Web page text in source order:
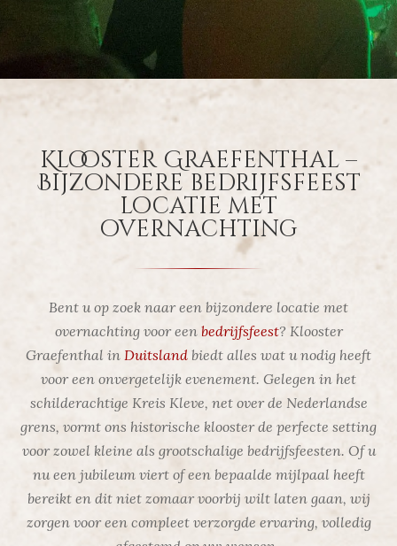
Klooster Graefenthal –
Bijzondere bedrijfsfeest
locatie met
overnachting
Bent u op zoek naar een bijzondere locatie met
overnachting voor een bedrijfsfeest? Klooster
Graefenthal in Duitsland biedt alles wat u nodig heeft
voor een onvergetelijk evenement. Gelegen in het
schilderachtige Kreis Kleve, net over de Nederlandse
grens, vormt ons historische klooster de perfecte setting
voor zowel kleine als grootschalige bedrijfsfeesten. Of u
nu een jubileum viert of een bepaalde mijlpaal heeft
bereikt en dit niet zomaar voorbij wilt laten gaan, wij
zorgen voor een compleet verzorgde ervaring, volledig